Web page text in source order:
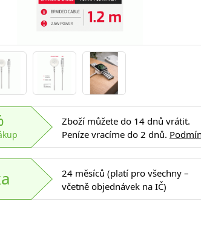
Zboží můžete do 14 dnů vrátit.
Peníze vracíme do 2 dnů.
24 měsíců (platí pro všechny –
včetně objednávek na IČ)